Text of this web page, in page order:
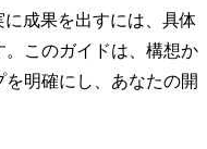
成果を出すには、具体
このガイドは、構想か
明確にし、あなたの開